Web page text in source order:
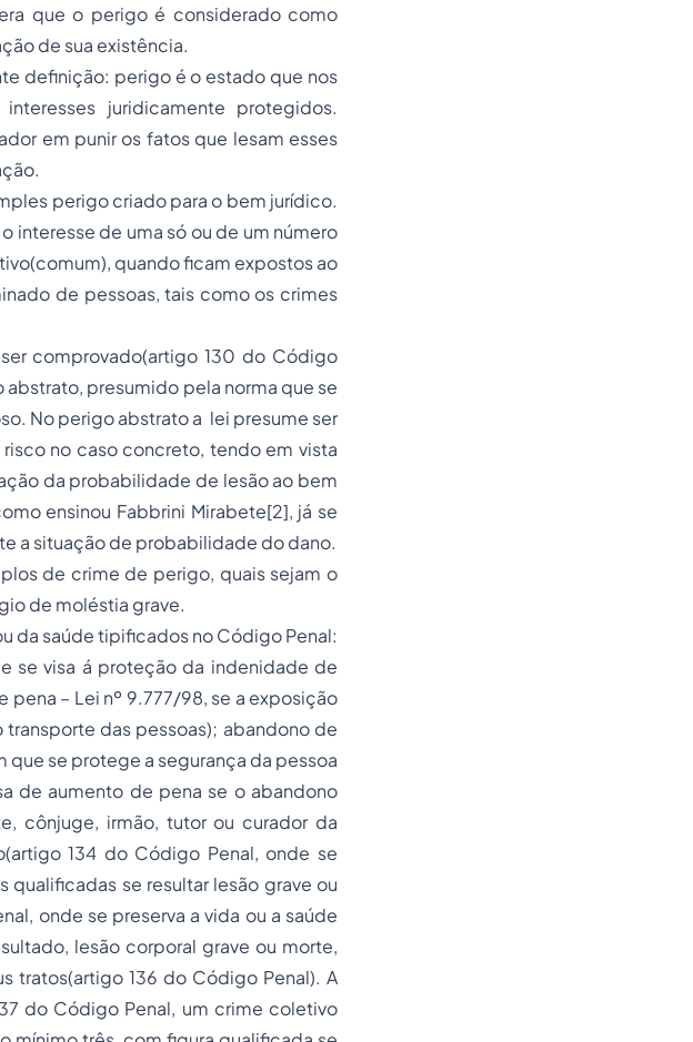
que o perigo é considerado como
de sua existência.
definição: perigo é o estado que nos
juridicamente protegidos.
em punir os fatos que lesam esses
perigo criado para o bem jurídico.
interesse de uma só ou de um número
quando ficam expostos ao
de pessoas, tais como os crimes
comprovado(artigo 130 do Código
presumido pela norma que se
No perigo abstrato a lei presume ser
no caso concreto, tendo em vista
da probabilidade de lesão ao bem
ensinou Fabbrini Mirabete[2], já se
a situação de probabilidade do dano.
de crime de perigo, quais sejam o
de moléstia grave.
da saúde tipificados no Código Penal:
se visa á proteção da indenidade de
– Lei nº 9.777/98, se a exposição
das pessoas); abandono de
se protege a segurança da pessoa
de aumento de pena se o abandono
cônjuge, irmão, tutor ou curador da
134 do Código Penal, onde se
se resultar lesão grave ou
onde se preserva a vida ou a saúde
lesão corporal grave ou morte,
tratos(artigo 136 do Código Penal). A
do Código Penal, um crime coletivo